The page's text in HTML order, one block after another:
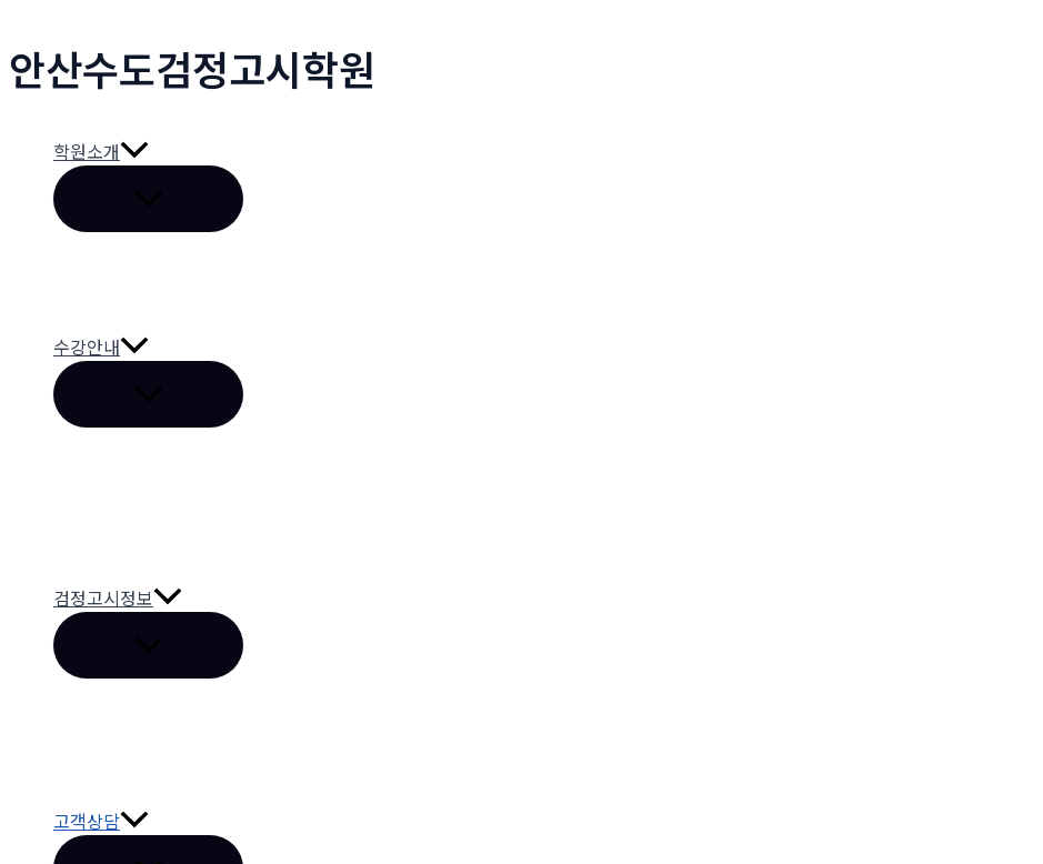
텐
츠
안산수도검정고시학원
학원소개
토
수강안내
토
검정고시정보
토
고객상담